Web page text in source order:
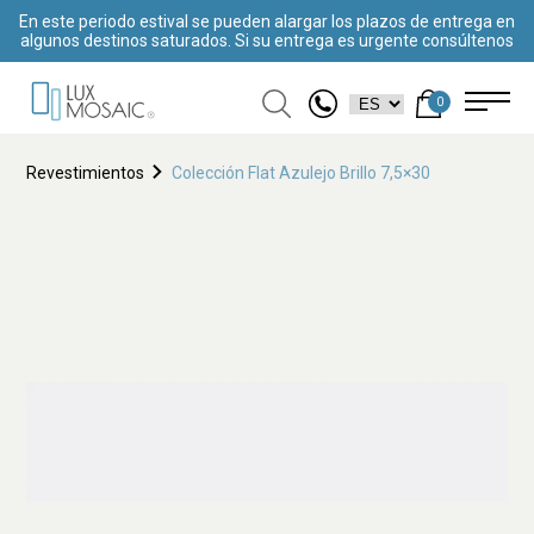
En este periodo estival se pueden alargar los plazos de entrega en
algunos destinos saturados. Si su entrega es urgente consúltenos
0
Revestimientos Colección Flat Azulejo Brillo 7,5×30